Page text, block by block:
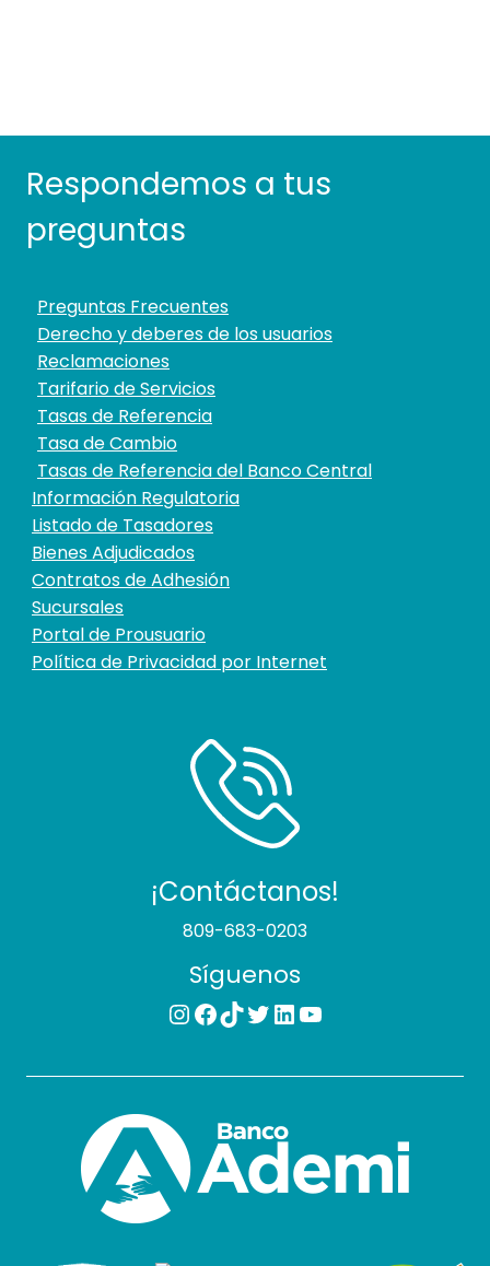
Respondemos a tus
preguntas
Preguntas Frecuentes
Derecho y deberes de los usuarios
Reclamaciones
Tarifario de Servicios
Tasas de Referencia
Tasa de Cambio
Tasas de Referencia del Banco Central
Información Regulatoria
Listado de Tasadores
Bienes Adjudicados
Contratos de Adhesión
Sucursales
Portal de Prousuario
Política de Privacidad por Internet
¡Contáctanos!
809-683-0203
Síguenos
Instagram
Facebook
TikTok
Twitter
LinkedIn
YouTube